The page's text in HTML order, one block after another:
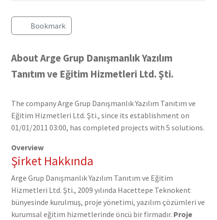
Bookmark
About Arge Grup Danışmanlık Yazılım
Tanıtım ve Eğitim Hizmetleri Ltd. Şti.
The company Arge Grup Danışmanlık Yazılım Tanıtım ve
Eğitim Hizmetleri Ltd. Şti., since its establishment on
01/01/2011 03:00, has completed projects with 5 solutions.
Overview
Şirket Hakkında
Arge Grup Danışmanlık Yazılım Tanıtım ve Eğitim
Hizmetleri Ltd. Şti., 2009 yılında Hacettepe Teknokent
bünyesinde kurulmuş, proje yönetimi, yazılım çözümleri ve
kurumsal eğitim hizmetlerinde öncü bir firmadır. Proje